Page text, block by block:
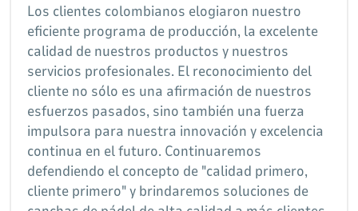
Los clientes colombianos elogiaron nuestro
eficiente programa de producción, la excelente
calidad de nuestros productos y nuestros
servicios profesionales. El reconocimiento del
cliente no sólo es una afirmación de nuestros
esfuerzos pasados, sino también una fuerza
impulsora para nuestra innovación y excelencia
continua en el futuro. Continuaremos
defendiendo el concepto de "calidad primero,
cliente primero" y brindaremos soluciones de